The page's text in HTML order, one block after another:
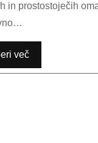
in prostostoječih
več